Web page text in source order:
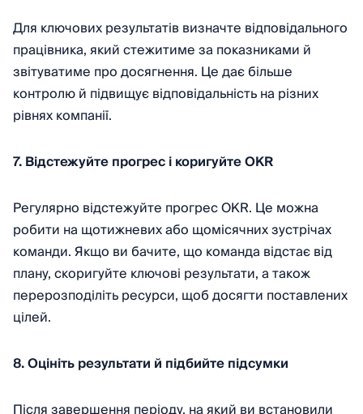
Для ключових результатів визначте відповідального
працівника, який стежитиме за показниками й
звітуватиме про досягнення. Це дає більше
контролю й підвищує відповідальність на різних
рівнях компанії.
7. Відстежуйте прогрес і коригуйте OKR
Регулярно відстежуйте прогрес OKR. Це можна
робити на щотижневих або щомісячних зустрічах
команди. Якщо ви бачите, що команда відстає від
плану, скоригуйте ключові результати, а також
перерозподіліть ресурси, щоб досягти поставлених
цілей.
8. Оцініть результати й підбийте підсумки